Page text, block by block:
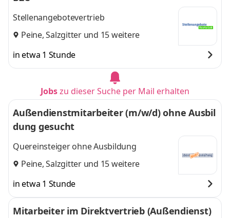
Stellenangebotevertrieb
Peine,Salzgitterund 15 weitere
in etwa 1 Stunde
Jobszu dieser Suche per Mail erhalten
Außendienstmitarbeiter (m/w/d) ohne Ausbil
dung gesucht
Quereinsteiger ohne Ausbildung
Peine,Salzgitterund 15 weitere
in etwa 1 Stunde
Mitarbeiter im Direktvertrieb (Außendienst)